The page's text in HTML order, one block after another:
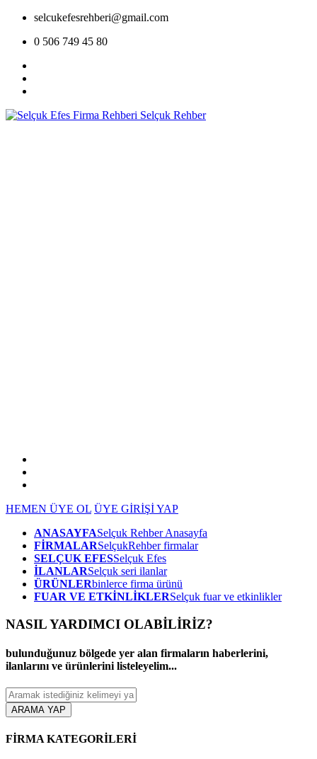
selcukefesrehberi@gmail.com
0 506 749 45 80
HEMEN ÜYE OL ÜYE GİRİŞİ YAP
ANASAYFASelçuk Rehber Anasayfa
FİRMALARSelçukRehber firmalar
SELÇUK EFESSelçuk Efes
İLANLARSelçuk seri ilanlar
ÜRÜNLERbinlerce firma ürünü
FUAR VE ETKİNLİKLERSelçuk fuar ve etkinlikler
NASIL YARDIMCI OLABİLİRİZ?
bulunduğunuz bölgede yer alan firmaların haberlerini,
ilanlarını ve ürünlerini listeleyelim...
ARAMA YAP
FİRMA KATEGORİLERİ